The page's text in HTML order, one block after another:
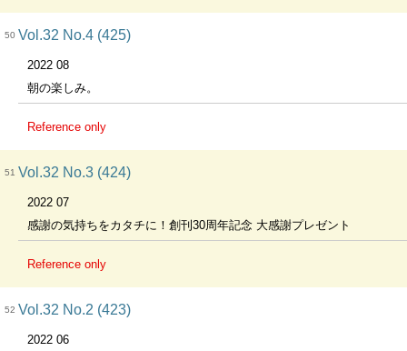
50 Vol.32 No.4 (425)
2022 08
朝の楽しみ。
Reference only
51 Vol.32 No.3 (424)
2022 07
感謝の気持ちをカタチに！創刊30周年記念 大感謝プレゼント
Reference only
52 Vol.32 No.2 (423)
2022 06